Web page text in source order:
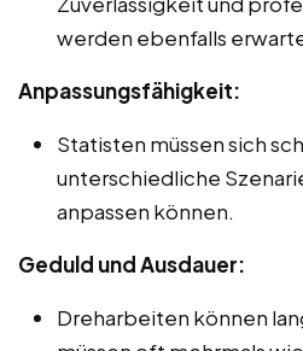
werden ebenfalls
Anpassungsfähigkeit:
Statisten müssen sich
unterschiedliche
anpassen können.
Geduld und Ausdauer:
Dreharbeiten können